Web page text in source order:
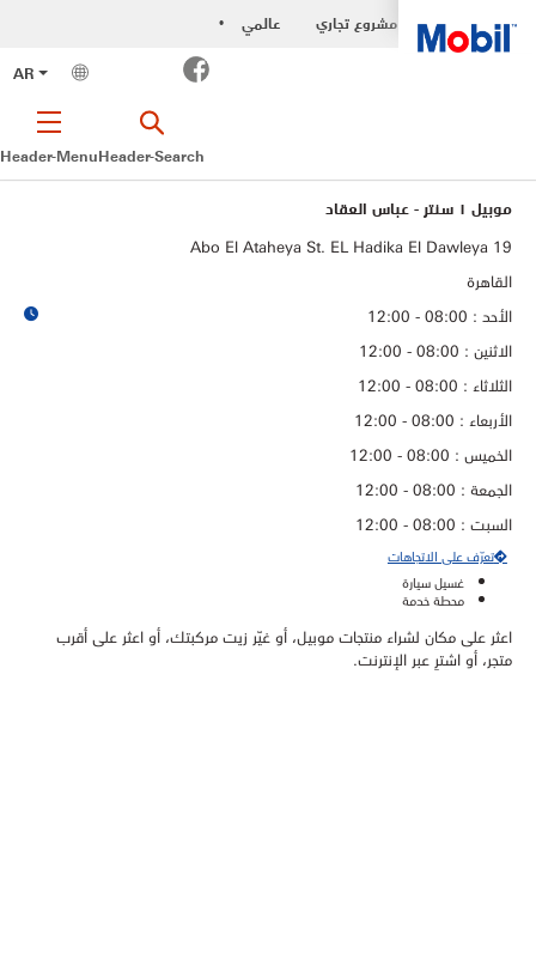
مشروع تجاري •
عالمي
AR
Facebook
Header-MenuHeader-Search
موبيل ١ سنتر - عباس العقاد
19 Abo El Ataheya St. EL Hadika El Dawleya
القاهرة
الأحد : 08:00 - 12:00
الاثنين : 08:00 - 12:00
الثلاثاء : 08:00 - 12:00
الأربعاء : 08:00 - 12:00
الخميس : 08:00 - 12:00
الجمعة : 08:00 - 12:00
السبت : 08:00 - 12:00
تعرّف على الاتجاهات
غسيل سيارة
محطة خدمة
اعثر على مكان لشراء منتجات موبيل، أو غيّر زيت مركبتك، أو اعثر على أقرب
متجر، أو اشترِ عبر الإنترنت.